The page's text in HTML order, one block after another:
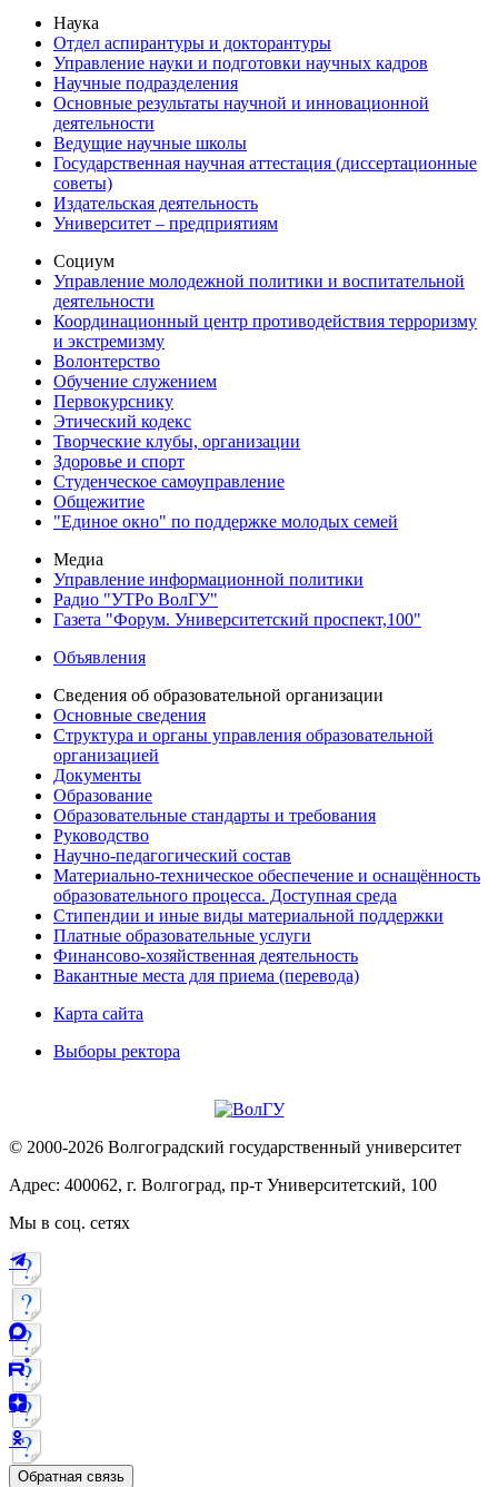
Наука
Отдел аспирантуры и докторантуры
Управление науки и подготовки научных кадров
Научные подразделения
Основные результаты научной и инновационной
деятельности
Ведущие научные школы
Государственная научная аттестация (диссертационные
советы)
Издательская деятельность
Университет – предприятиям
Социум
Управление молодежной политики и воспитательной
деятельности
Координационный центр противодействия терроризму
и экстремизму
Волонтерство
Обучение служением
Первокурснику
Этический кодекс
Творческие клубы, организации
Здоровье и спорт
Студенческое самоуправление
Общежитие
"Единое окно" по поддержке молодых семей
Медиа
Управление информационной политики
Радио "УТРо ВолГУ"
Газета "Форум. Университетский проспект,100"
Объявления
Сведения об образовательной организации
Основные сведения
Структура и органы управления образовательной
организацией
Документы
Образование
Образовательные стандарты и требования
Руководство
Научно-педагогический состав
Материально-техническое обеспечение и оснащённость
образовательного процесса. Доступная среда
Стипендии и иные виды материальной поддержки
Платные образовательные услуги
Финансово-хозяйственная деятельность
Вакантные места для приема (перевода)
Карта сайта
Выборы ректора
© 2000-2026 Волгоградский государственный университет
Адрес: 400062, г. Волгоград, пр-т Университетский, 100
Мы в соц. сетях
Обратная связь